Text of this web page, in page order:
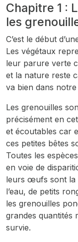
Chapitre 1 :
les
C’est le début
Les végétaux
leur parure verte
et la nature reste
va bien dans notre
Les grenouilles
précisément en
et écoutables car
ces petites bêtes
Toutes les
en voie de
leurs œufs sont la
l’eau, de petits
les grenouilles
grandes quantités
survie.